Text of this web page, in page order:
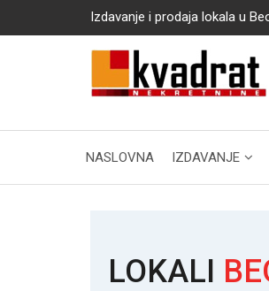
Izdavanje i prodaja lokala u
NASLOVNA IZDAVANJE
LOKALI